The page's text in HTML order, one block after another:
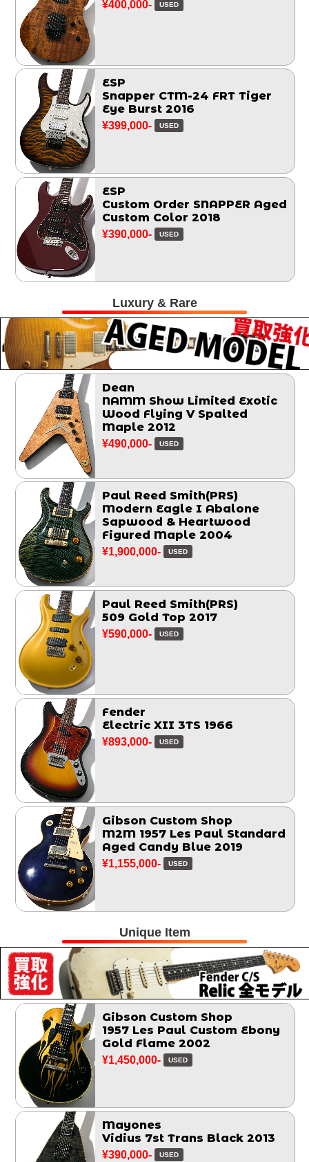
¥400,000- USED
ESP
Snapper CTM-24 FRT Tiger
Eye Burst 2016
¥399,000- USED
ESP
Custom Order SNAPPER Aged
Custom Color 2018
¥390,000- USED
Luxury & Rare
Dean
NAMM Show Limited Exotic
Wood Flying V Spalted
Maple 2012
¥490,000- USED
Paul Reed Smith(PRS)
Modern Eagle I Abalone
Sapwood & Heartwood
Figured Maple 2004
¥1,900,000- USED
Paul Reed Smith(PRS)
509 Gold Top 2017
¥590,000- USED
Fender
Electric XII 3TS 1966
¥893,000- USED
Gibson Custom Shop
M2M 1957 Les Paul Standard
Aged Candy Blue 2019
¥1,155,000- USED
Unique Item
Gibson Custom Shop
1957 Les Paul Custom Ebony
Gold Flame 2002
¥1,450,000- USED
Mayones
Vidius 7st Trans Black 2013
¥390,000- USED